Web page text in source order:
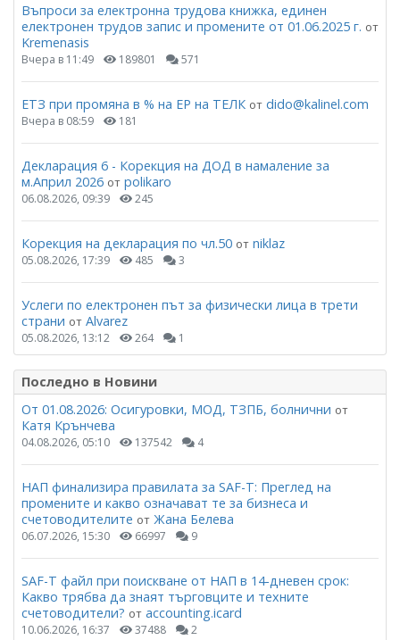
Въпроси за електронна трудова книжка, единен
електронен трудов запис и промените от 01.06.2025 г. от
Kremenasis
Вчера в 11:49 189801 571
ЕТЗ при промяна в % на ЕР на ТЕЛК от dido@kalinel.com
Вчера в 08:59 181
Декларация 6 - Корекция на ДОД в намаление за
м.Април 2026 от polikaro
06.08.2026, 09:39 245
Корекция на декларация по чл.50 от niklaz
05.08.2026, 17:39 485 3
Услеги по електронен път за физически лица в трети
страни от Alvarez
05.08.2026, 13:12 264 1
Последно в Новини
От 01.08.2026: Осигуровки, МОД, ТЗПБ, болнични от
Катя Крънчева
04.08.2026, 05:10 137542 4
НАП финализира правилата за SAF-T: Преглед на
промените и какво означават те за бизнеса и
счетоводителите от Жана Белева
06.07.2026, 15:30 66997 9
SAF-T файл при поискване от НАП в 14-дневен срок:
Какво трябва да знаят търговците и техните
счетоводители? от accounting.icard
10.06.2026, 16:37 37488 2